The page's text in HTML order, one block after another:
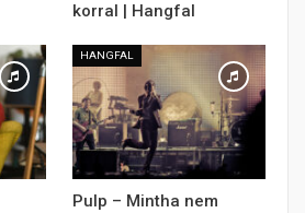
korral | Hangfal
HANGFAL
Pulp – Mintha nem